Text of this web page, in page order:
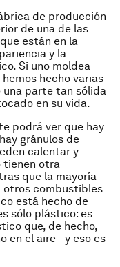
de producción
de una de las
están en la
y la
Si uno moldea
hecho varias
una parte tan sólida
en su vida.
podrá ver que hay
gránulos de
calentar y
tienen otra
que la mayoría
otros combustibles
está hecho de
sólo plástico: es
que, de hecho,
en el aire– y eso es